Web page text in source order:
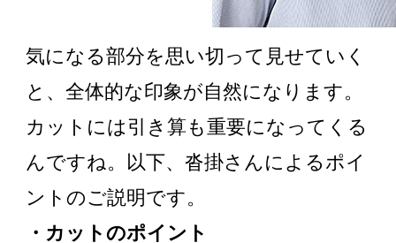
気になる部分を思い切って見せていく
と、全体的な印象が自然になります。
カットには引き算も重要になってくる
んですね。以下、沓掛さんによるポイ
ントのご説明です。
・カットのポイント